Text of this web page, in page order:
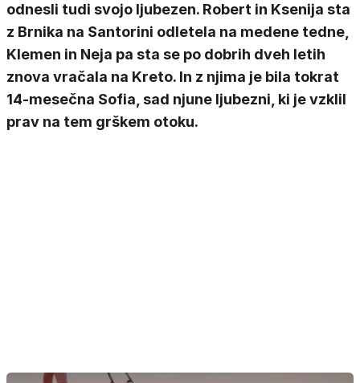
odnesli tudi svojo ljubezen. Robert in Ksenija sta
z Brnika na Santorini odletela na medene tedne,
Klemen in Neja pa sta se po dobrih dveh letih
znova vračala na Kreto. In z njima je bila tokrat
14-mesečna Sofia, sad njune ljubezni, ki je vzklil
prav na tem grškem otoku.